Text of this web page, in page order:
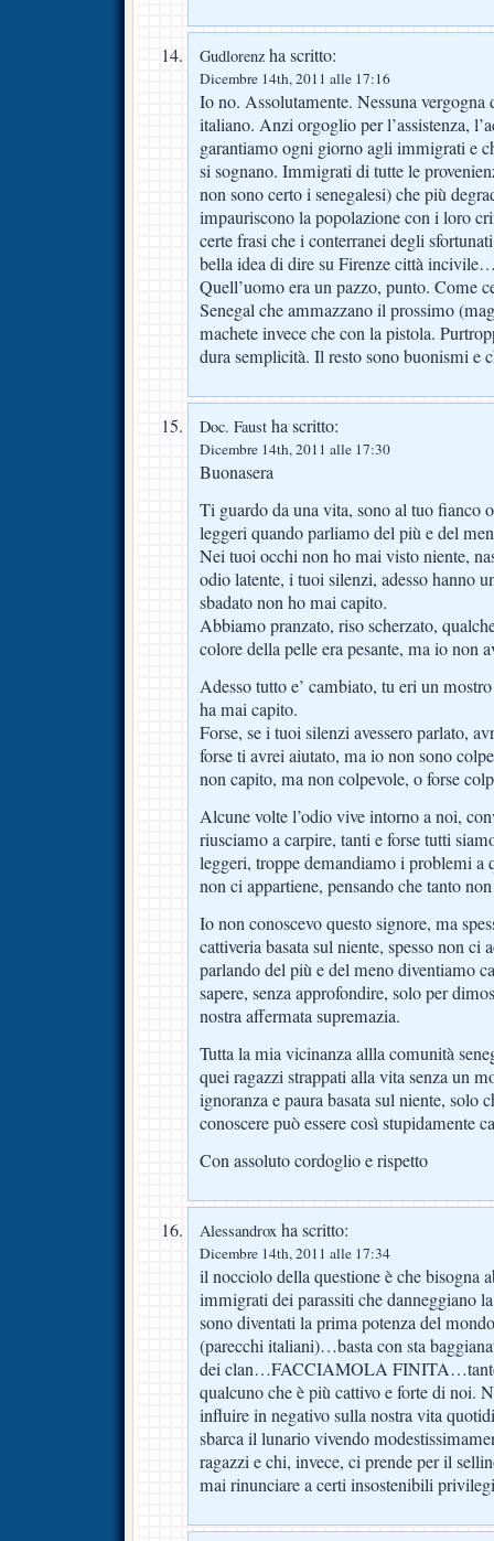
Gudlorenz ha scritto:
Dicembre 14th, 2011 alle 17:16
Io no. Assolutamente. Nessuna vergogna
italiano. Anzi orgoglio per l’assistenza,
garantiamo ogni giorno agli immigrati e
si sognano. Immigrati di tutte le
non sono certo i senegalesi) che più
impauriscono la popolazione con i loro
certe frasi che i conterranei degli
bella idea di dire su Firenze città
Quell’uomo era un pazzo, punto. Come
Senegal che ammazzano il prossimo
machete invece che con la pistola.
dura semplicità. Il resto sono buonismi e
Doc. Faust ha scritto:
Dicembre 14th, 2011 alle 17:30
Buonasera
Ti guardo da una vita, sono al tuo fianco
leggeri quando parliamo del più e del
Nei tuoi occhi non ho mai visto niente,
odio latente, i tuoi silenzi, adesso hanno
sbadato non ho mai capito.
Abbiamo pranzato, riso scherzato,
colore della pelle era pesante, ma io non
Adesso tutto e’ cambiato, tu eri un
ha mai capito.
Forse, se i tuoi silenzi avessero parlato,
forse ti avrei aiutato, ma io non sono
non capito, ma non colpevole, o forse
Alcune volte l’odio vive intorno a noi,
riusciamo a carpire, tanti e forse tutti
leggeri, troppe demandiamo i problemi a
non ci appartiene, pensando che tanto
Io non conoscevo questo signore, ma
cattiveria basata sul niente, spesso non ci
parlando del più e del meno diventiamo
sapere, senza approfondire, solo per
nostra affermata supremazia.
Tutta la mia vicinanza allla comunità
quei ragazzi strappati alla vita senza un
ignoranza e paura basata sul niente, solo
conoscere può essere così stupidamente
Con assoluto cordoglio e rispetto
Alessandrox ha scritto:
Dicembre 14th, 2011 alle 17:34
il nocciolo della questione è che bisogna
immigrati dei parassiti che danneggiano
sono diventati la prima potenza del
(parecchi italiani)…basta con sta
dei clan…FACCIAMOLA
qualcuno che è più cattivo e forte di noi.
influire in negativo sulla nostra vita
sbarca il lunario vivendo
ragazzi e chi, invece, ci prende per il
mai rinunciare a certi insostenibili